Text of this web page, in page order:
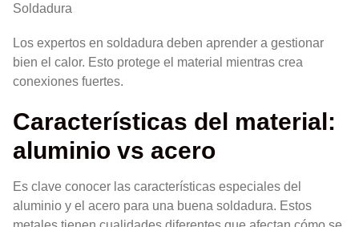
Soldadura
Los expertos en soldadura deben aprender a gestionar
bien el calor. Esto protege el material mientras crea
conexiones fuertes.
Características del material:
aluminio vs acero
Es clave conocer las características especiales del
aluminio y el acero para una buena soldadura. Estos